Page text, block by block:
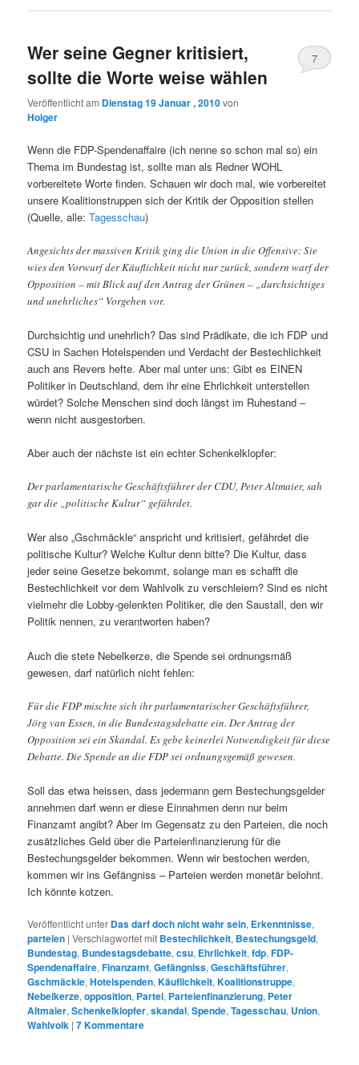
Wer seine Gegner kritisiert,
sollte die Worte weise wählen
Veröffentlicht am Dienstag 19 Januar , 2010von
Holger
7
Wenn die FDP-Spendenaffaire (ich nenne so schon mal so) ein
Thema im Bundestag ist, sollte man als Redner WOHL
vorbereitete Worte finden. Schauen wir doch mal, wie vorbereitet
unsere Koalitionstruppen sich der Kritik der Opposition stellen
(Quelle, alle:Tagesschau)
Angesichts der massiven Kritik ging die Union in die Offensive: Sie
wies den Vorwurf der Käuflichkeit nicht nur zurück, sondern warf der
Opposition – mit Blick auf den Antrag der Grünen – „durchsichtiges
und unehrliches“ Vorgehen vor.
Durchsichtig und unehrlich? Das sind Prädikate, die ich FDP und
CSU in Sachen Hotelspenden und Verdacht der Bestechlichkeit
auch ans Revers hefte. Aber mal unter uns: Gibt es EINEN
Politiker in Deutschland, dem ihr eine Ehrlichkeit unterstellen
würdet? Solche Menschen sind doch längst im Ruhestand –
wenn nicht ausgestorben.
Aber auch der nächste ist ein echter Schenkelklopfer:
Der parlamentarische Geschäftsführer der CDU, Peter Altmaier, sah
gar die „politische Kultur“ gefährdet.
Wer also „Gschmäckle“ anspricht und kritisiert, gefährdet die
politische Kultur? Welche Kultur denn bitte? Die Kultur, dass
jeder seine Gesetze bekommt, solange man es schafft die
Bestechlichkeit vor dem Wahlvolk zu verschleiern? Sind es nicht
vielmehr die Lobby-gelenkten Politiker, die den Saustall, den wir
Politik nennen, zu verantworten haben?
Auch die stete Nebelkerze, die Spende sei ordnungsmäß
gewesen, darf natürlich nicht fehlen:
Für die FDP mischte sich ihr parlamentarischer Geschäftsführer,
Jörg van Essen, in die Bundestagsdebatte ein. Der Antrag der
Opposition sei ein Skandal. Es gebe keinerlei Notwendigkeit für diese
Debatte. Die Spende an die FDP sei ordnungsgemäß gewesen.
Soll das etwa heissen, dass jedermann gern Bestechungsgelder
annehmen darf wenn er diese Einnahmen denn nur beim
Finanzamt angibt? Aber im Gegensatz zu den Parteien, die noch
zusätzliches Geld über die Parteienfinanzierung für die
Bestechungsgelder bekommen. Wenn wir bestochen werden,
kommen wir ins Gefängniss – Parteien werden monetär belohnt.
Ich könnte kotzen.
Veröffentlicht unter Das darf doch nicht wahr sein, Erkenntnisse,
parteien |Verschlagwortet mit Bestechlichkeit, Bestechungsgeld,
Bundestag, Bundestagsdebatte,csu, Ehrlichkeit,fdp,FDP-
Spendenaffaire,Finanzamt,Gefängniss,Geschäftsführer,
Gschmäckle,Hotelspenden,Käuflichkeit,Koalitionstruppe,
Nebelkerze,opposition, Partei, Parteienfinanzierung, Peter
Altmaier,Schenkelklopfer,skandal,Spende,Tagesschau, Union,
Wahlvolk |7Kommentare